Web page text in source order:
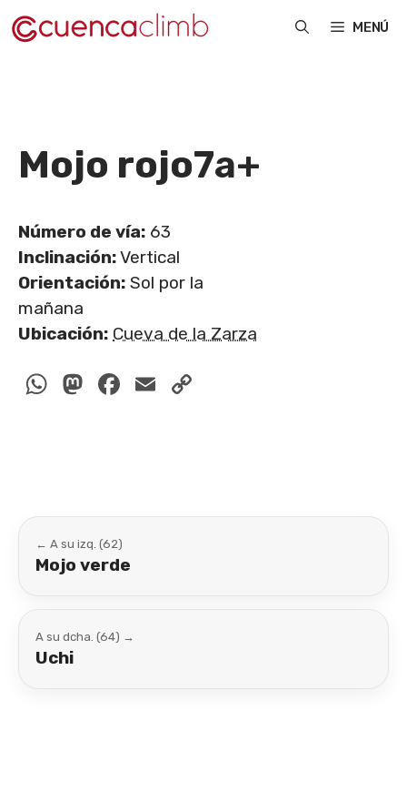
Saltar
al
MENÚ
Mojo rojo7a+
Número de vía: 63
Inclinación:Vertical
Orientación: Sol por la
mañana
Ubicación: Cueva de la Zarza
WhatsApp
Mastodon
Facebook
Email
← A su izq. (62)
Mojo verde
A su dcha. (64) →
Uchi